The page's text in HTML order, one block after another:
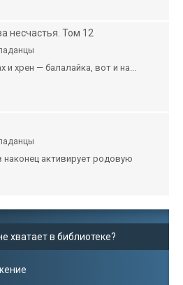
несчастья. Том 12
и хрен — балалайка, вот и на...
активирует родовую
хватает в библиотеке?